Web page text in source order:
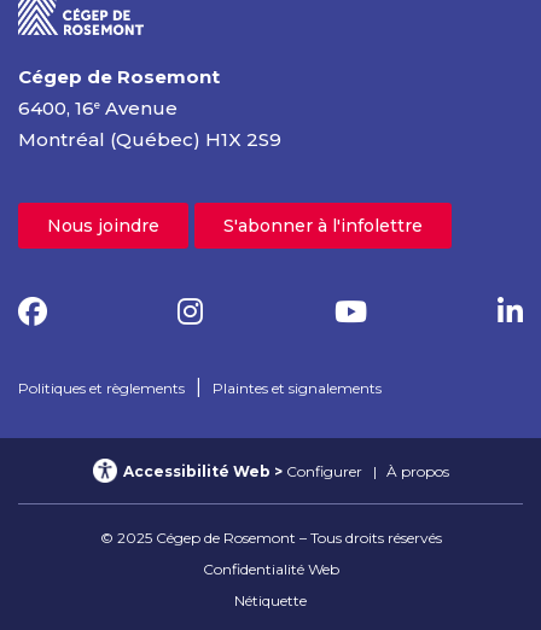
Cégep de Rosemont
6400, 16e Avenue
Montréal (Québec) H1X 2S9
Nous joindre S'abonner à l'infolettre
Politiques et règlements Plaintes et signalements
© 2025 Cégep de Rosemont – Tous droits réservés
Confidentialité Web
Nétiquette
Accessibilité Web Configurer À propos